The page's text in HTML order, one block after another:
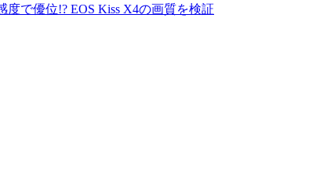
度で優位!? EOS Kiss X4の画質を検証